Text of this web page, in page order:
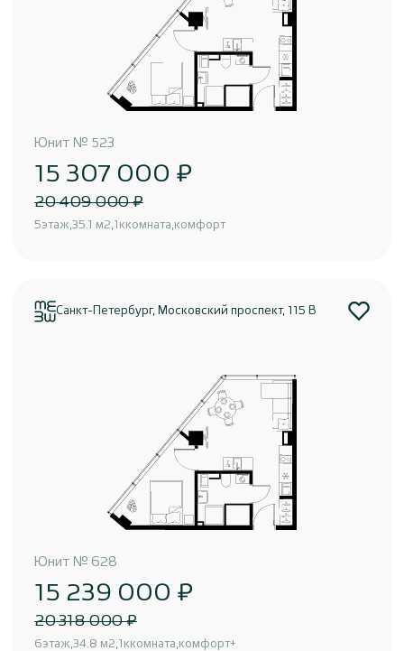
Юнит № 523
15 307 000 ₽
20 409 000 ₽
5этаж 35.1 м2 1ккомната комфорт
Санкт-Петербург, Московский проспект, 115 В
Юнит № 628
15 239 000 ₽
20 318 000 ₽
6этаж 34.8 м2 1ккомната комфорт+